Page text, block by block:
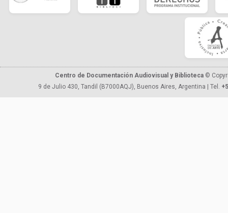
Centro de Documentación Audiovisual y Biblioteca ©
9 de Julio 430, Tandil (B7000AQJ), Buenos Aires, Argentina | Tel.